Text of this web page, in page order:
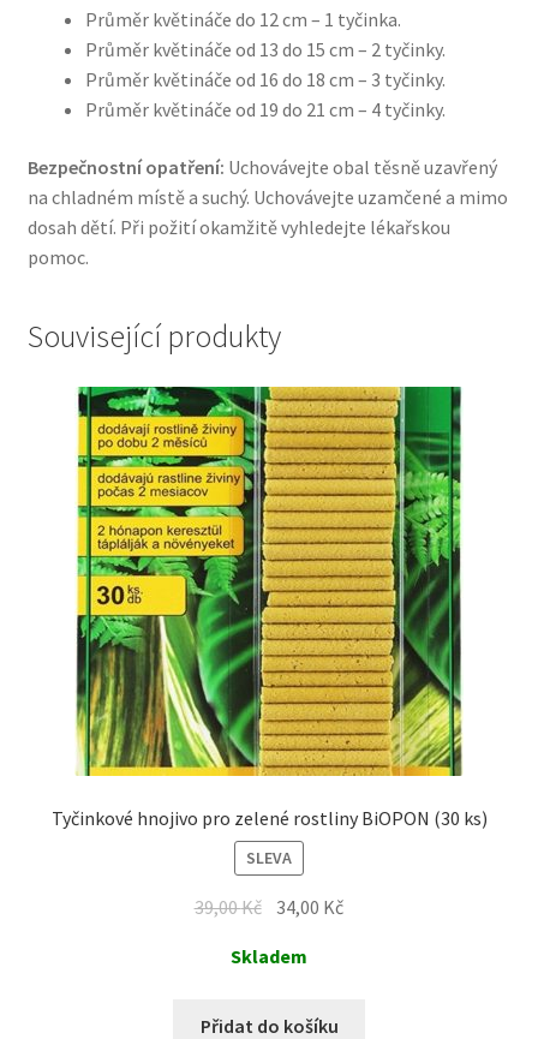
Průměr květináče do 12 cm – 1 tyčinka.
Průměr květináče od 13 do 15 cm – 2 tyčinky.
Průměr květináče od 16 do 18 cm – 3 tyčinky.
Průměr květináče od 19 do 21 cm – 4 tyčinky.
Bezpečnostní opatření: Uchovávejte obal těsně uzavřený
na chladném místě a suchý. Uchovávejte uzamčené a mimo
dosah dětí. Při požití okamžitě vyhledejte lékařskou
pomoc.
Související produkty
Tyčinkové hnojivo pro zelené rostliny BiOPON (30 ks)
SLEVA
39,00Kč 34,00 Kč
Skladem
Přidat do košíku